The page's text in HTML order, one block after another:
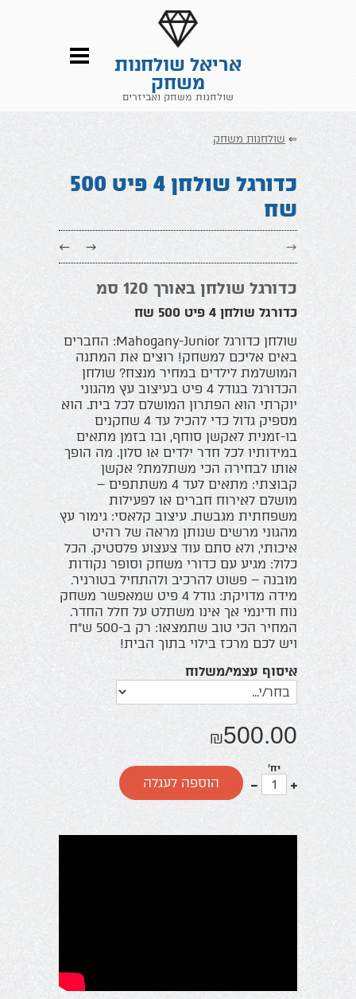
אריאל שולחנות
משחק
שולחנות משחק ואביזרים
⇐ שולחנות משחק
כדורגל שולחן 4 פיט 500
שח
→
→
←
כדורגל שולחן באורך 120 סמ
כדורגל שולחן 4 פיט 500 שח
שולחן כדורגל Mahogany-Junior: החברים
באים אליכם למשחק! רוצים את המתנה
המושלמת לילדים במחיר מנצח? שולחן
הכדורגל בגודל 4 פיט בעיצוב עץ מהגוני
יוקרתי הוא הפתרון המושלם לכל בית. הוא
מספיק גדול כדי להכיל עד 4 שחקנים
בו-זמנית לאקשן סוחף, ובו בזמן מתאים
במידותיו לכל חדר ילדים או סלון. מה הופך
אותו לבחירה הכי משתלמת? אקשן
קבוצתי: מתאים לעד 4 משתתפים –
מושלם לאירוח חברים או לפעילות
משפחתית מגבשת. עיצוב קלאסי: גימור עץ
מהגוני מרשים שנותן מראה של רהיט
איכותי, ולא סתם עוד צעצוע פלסטיק. הכל
כלול: מגיע עם כדורי משחק וסופר נקודות
מובנה – פשוט להרכיב ולהתחיל בטורניר.
מידה מדויקת: גודל 4 פיט שמאפשר משחק
נוח ודינמי אך אינו משתלט על חלל החדר.
המחיר הכי טוב שתמצאו: רק ב-500 ש"ח
ויש לכם מרכז בילוי בתוך הבית!
איסוף עצמי/משלוח
₪500.00
יח'
עוד
אחד
פחות
אחד
הוספה לעגלה